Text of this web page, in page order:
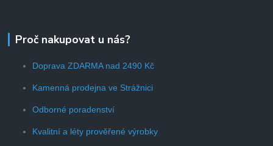
Proč nakupovat u nás?
Doprava ZDARMA nad 2490 Kč
Kamenná prodejna ve Strážnici
Odborné poradenství
Kvalitní a léty prověřené výrobky